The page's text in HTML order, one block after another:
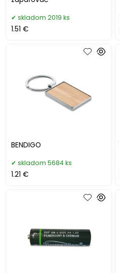
skladom 2019 ks
1.51 €
BENDIGO
skladom 5684 ks
1.21 €